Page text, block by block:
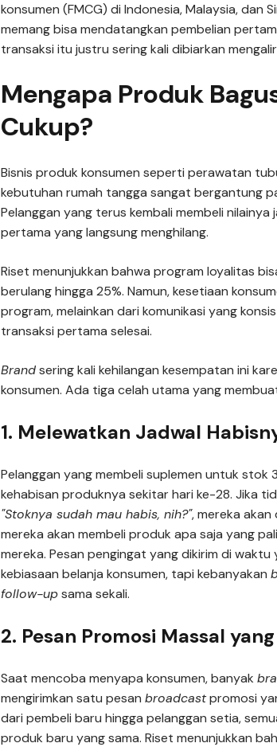
konsumen (FMCG) di Indonesia, Malaysia, dan
memang bisa mendatangkan pembelian
transaksi itu justru sering kali dibiarkan
Mengapa Produk
Cukup?
Bisnis produk konsumen seperti perawatan
kebutuhan rumah tangga sangat bergantung
Pelanggan yang terus kembali membeli
pertama yang langsung menghilang.
Riset menunjukkan bahwa program loyalitas
berulang hingga 25%. Namun, kesetiaan
program, melainkan dari komunikasi yang
transaksi pertama selesai.
Brandsering kali kehilangan kesempatan ini
konsumen. Ada tiga celah utama yang
1. Melewatkan Jadwal
Pelanggan yang membeli suplemen untuk stok
kehabisan produknya sekitar hari ke-28. Jika
"Stoknya sudah mau habis, nih?", mereka akan
mereka akan membeli produk apa saja yang
mereka. Pesan pengingat yang dikirim di
kebiasaan belanja konsumen, tapi kebanyakan
follow-upsama sekali.
2. Pesan Promosi Massal
Saat mencoba menyapa konsumen, banyak
mengirimkan satu pesan broadcastpromosi
dari pembeli baru hingga pelanggan setia,
produk baru yang sama. Riset menunjukkan